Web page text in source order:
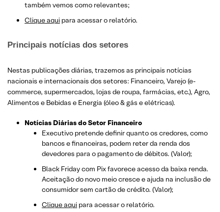
também vemos como relevantes;
Clique aqui para acessar o relatório.
Principais notícias dos setores
Nestas publicações diárias, trazemos as principais notícias
nacionais e internacionais dos setores: Financeiro, Varejo(e-
commerce, supermercados, lojas de roupa, farmácias, etc.), Agro,
Alimentos e Bebidas e Energia (óleo & gás e elétricas).
Notícias Diárias do Setor Financeiro
Executivo pretende definir quanto os credores, como
bancos e financeiras, podem reter da renda dos
devedores para o pagamento de débitos. (Valor);
Black Friday com Pix favorece acesso da baixa renda.
Aceitação do novo meio cresce e ajuda na inclusão de
consumidor sem cartão de crédito. (Valor);
Clique aqui para acessar o relatório.